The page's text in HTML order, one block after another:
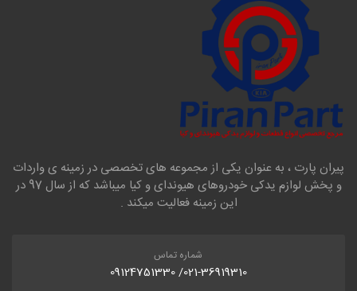
پیران پارت ، به عنوان یکی از مجموعه های تخصصی در زمینه ی واردات
و پخش لوازم یدکی خودروهای هیوندای و کیا میباشد که از سال 97 در
این زمینه فعالیت میکند .
شماره تماس
021-36919310/ 09124751330